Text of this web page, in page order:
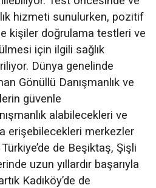
hizmeti sunulurken, pozitif
kişiler doğrulama testleri ve
için ilgili sağlık
Dünya genelinde
Gönüllü Danışmanlık ve
güvenle
alabilecekleri ve
erişebilecekleri merkezler
de Beşiktaş, Şişli
uzun yıllardır başarıyla
Kadıköy’de de